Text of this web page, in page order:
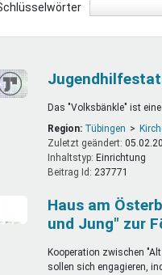
Das "Volksbänkle" ist
Region: Tübingen
Zuletzt geändert:
Inhaltstyp:
einrichtung
Beitrag Id:237771
Haus am
und Jung" zur
Kooperation zwischen
sollen sich engagieren,